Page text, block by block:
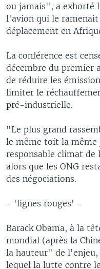
ou jamais", a exhorté
l'avion qui le ramenait
déplacement en
La conférence est
décembre du premier
de réduire les
limiter le
pré-industrielle.
"Le plus grand
le même toit la même
responsable climat de
alors que les ONG
des négociations.
- 'lignes rouges' -
Barack Obama, à la
mondial (après la
la hauteur" de
lequel la lutte contre